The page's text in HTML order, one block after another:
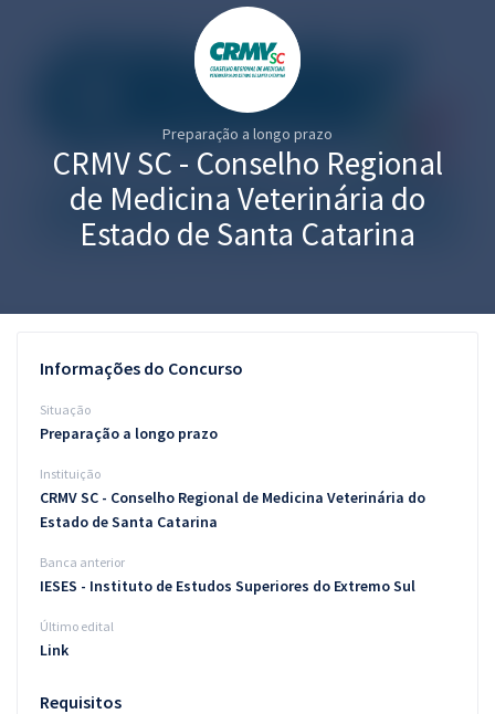
Graduação
Blog
Aprovados
Preparação a longo prazo
CRMV SC - Conselho Regional
de Medicina Veterinária do
Estado de Santa Catarina
Informações do Concurso
Situação
Preparação a longo prazo
Instituição
CRMV SC - Conselho Regional de Medicina Veterinária do
Estado de Santa Catarina
Banca anterior
IESES - Instituto de Estudos Superiores do Extremo Sul
Último edital
Link
Requisitos